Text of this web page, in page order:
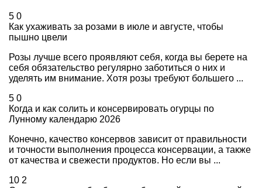
5 0
Как ухаживать за розами в июле и августе, чтобы
пышно цвели
Розы лучше всего проявляют себя, когда вы берете на
себя обязательство регулярно заботиться о них и
уделять им внимание. Хотя розы требуют большего ...
5 0
Когда и как солить и консервировать огурцы по
Лунному календарю 2026
Конечно, качество консервов зависит от правильности
и точности выполнения процесса консервации, а также
от качества и свежести продуктов. Но если вы ...
10 2